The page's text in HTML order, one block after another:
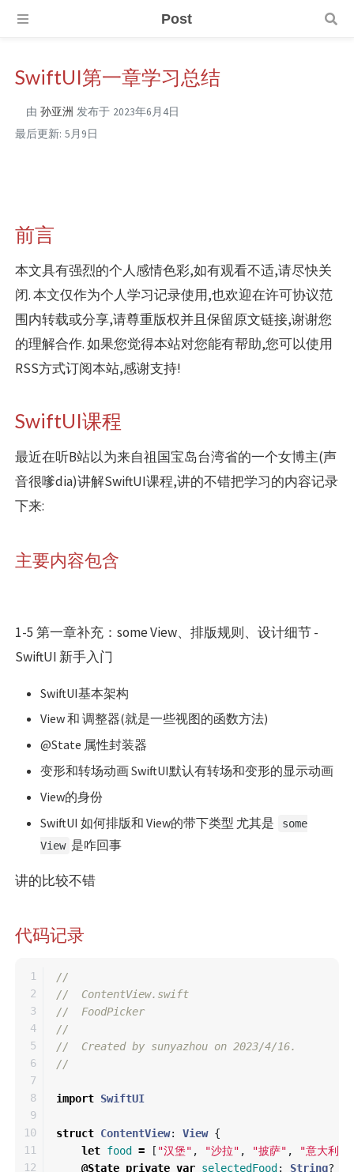
Post
SwiftUI第一章学习总结
由 孙亚洲 发布于 2023年6月4日
最后更新: 5月9日
前言
本文具有强烈的个人感情色彩,如有观看不适,请尽快关
闭. 本文仅作为个人学习记录使用,也欢迎在许可协议范
围内转载或分享,请尊重版权并且保留原文链接,谢谢您
的理解合作. 如果您觉得本站对您能有帮助,您可以使用
RSS方式订阅本站,感谢支持!
SwiftUI课程
最近在听B站以为来自祖国宝岛台湾省的一个女博主(声
音很嗲dia)讲解SwiftUI课程,讲的不错把学习的内容记录
下来:
主要内容包含
1-5 第一章补充：some View、排版规则、设计细节 -
SwiftUI 新手入门
SwiftUI基本架构
View 和 调整器(就是一些视图的函数方法)
@State 属性封装器
变形和转场动画 SwiftUI默认有转场和变形的显示动画
View的身份
SwiftUI 如何排版和 View的带下类型 尤其是
some
View 是咋回事
讲的比较不错
代码记录
1
2
3
4
5
6
7
8
9
10
11
12
//
//  ContentView.swift
//  FoodPicker
//
//  Created by sunyazhou on 2023/4/16.
//
import SwiftUI
struct ContentView: View {
let food = [ "汉堡" , "沙拉" , "披萨" ,
"意大利
@State private var selectedFood: String?